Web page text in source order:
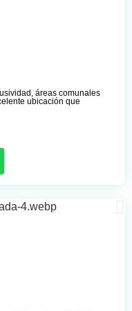
áreas comunales
ubicación que